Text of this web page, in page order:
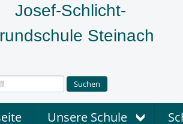
Josef-Schlicht-
Steinach
Suchen
Unsere Schule